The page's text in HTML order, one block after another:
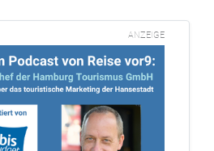
ANZEIGE